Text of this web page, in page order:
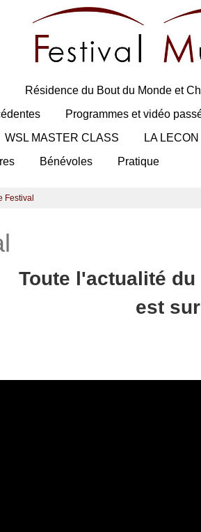
Résidence du Bout du Monde et
Programmes et vidéo
WSL MASTER CLASS
LA
Bénévoles Pratique
Festival
Toute l'actualité
est